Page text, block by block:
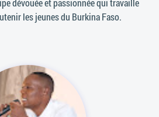
dévouée et passionnée qui travaille
les jeunes du Burkina Faso.